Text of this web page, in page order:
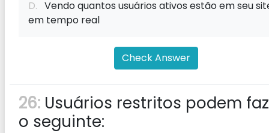
D. Vendo quantos usuários ativos estão em seu
em tempo real
Check Answer
26: Usuários restritos podem
o seguinte: